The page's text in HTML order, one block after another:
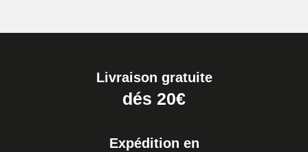
Livraison gratuite
dés 20€
Expédition en